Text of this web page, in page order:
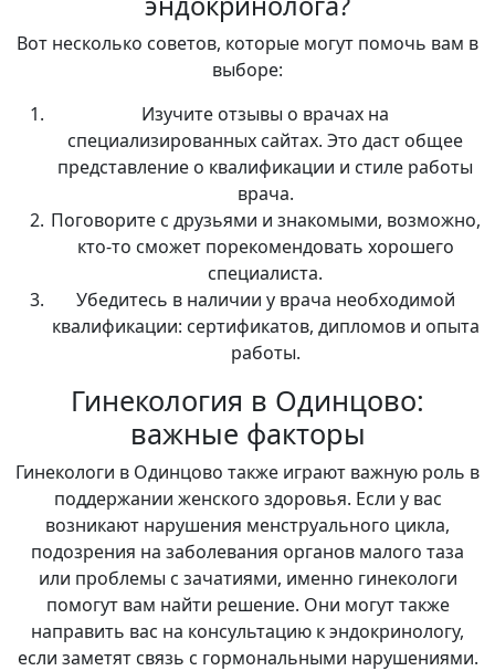
Вот несколько советов, которые могут помочь вам в
выборе:
Изучите отзывы о врачах на
специализированных сайтах. Это даст общее
представление о квалификации и стиле работы
врача.
Поговорите с друзьями и знакомыми, возможно,
кто-то сможет порекомендовать хорошего
специалиста.
Убедитесь в наличии у врача необходимой
квалификации: сертификатов, дипломов и опыта
работы.
Гинекология в Одинцово:
важные факторы
Гинекологи в Одинцово также играют важную роль в
поддержании женского здоровья. Если у вас
возникают нарушения менструального цикла,
подозрения на заболевания органов малого таза
или проблемы с зачатиями, именно гинекологи
помогут вам найти решение. Они могут также
направить вас на консультацию к эндокринологу,
если заметят связь с гормональными нарушениями.